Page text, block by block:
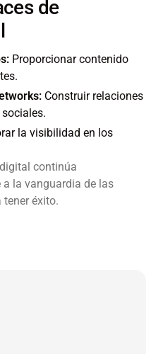
de
Proporcionar contenido
Construir relaciones
la visibilidad en los
continúa
la vanguardia de las
tener éxito.